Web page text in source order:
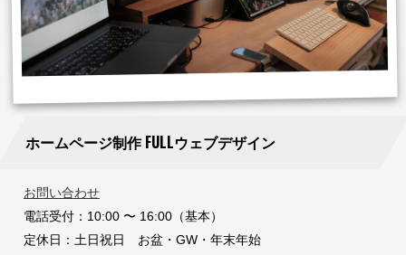
ホームページ制作 FULLウェブデザイン
お問い合わせ
電話受付：10:00 〜 16:00（基本）
定休日：土日祝日 お盆・GW・年末年始